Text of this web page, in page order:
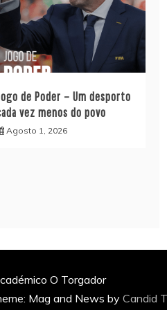
de Poder – Um desporto
vez menos do povo
Agosto 1, 2026
O Torgador
Mag and News by Candid